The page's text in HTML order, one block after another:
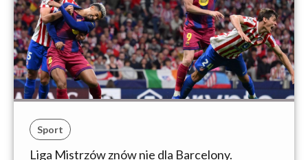
Sport
Liga Mistrzów znów nie dla Barcelony.